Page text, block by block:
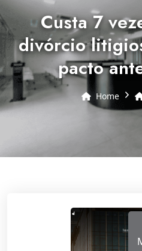
custa 7 vezes mais um
divórcio
pacto
Home